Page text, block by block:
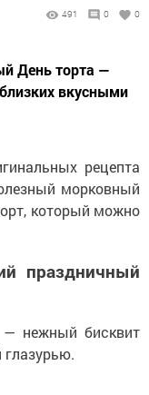
491 0 0
День торта —
вкусными
рецепта
морковный
который можно
праздничный
нежный бисквит